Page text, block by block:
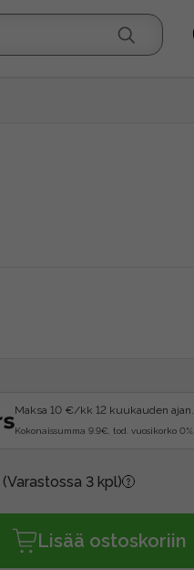
Maksa 10 €/kk 12 kuukauden ajan.
Kokonaissumma 9.9€, tod. vuosikorko 0%.
(Varastossa 3 kpl)
Lisää ostoskoriin